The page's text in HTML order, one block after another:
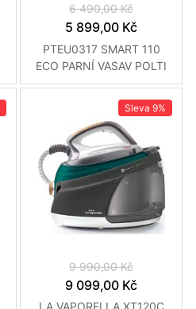
6 490,00 Kč
5 899,00 Kč
PTEU0317 SMART 110
ECO PARNÍ VASAV POLTI
Sleva 9%
9 990,00 Kč
9 099,00 Kč